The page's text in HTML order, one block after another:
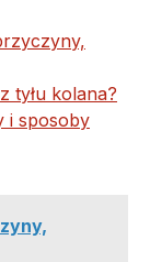
tyłu kolana?
i sposoby